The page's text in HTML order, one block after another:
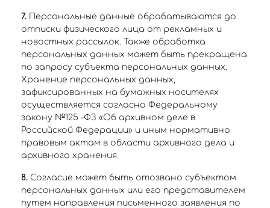
7. Персональные данные обрабатываются до
отписки физического лица от рекламных и
новостных рассылок. Также обработка
персональных данных может быть прекращена
по запросу субъекта персональных данных.
Хранение персональных данных,
зафиксированных на бумажных носителях
осуществляется согласно Федеральному
закону №125 -ФЗ «Об архивном деле в
Российской Федерации» и иным нормативно
правовым актам в области архивного дела и
архивного хранения.
8. Согласие может быть отозвано субъектом
персональных данных или его представителем
путем направления письменного заявления по